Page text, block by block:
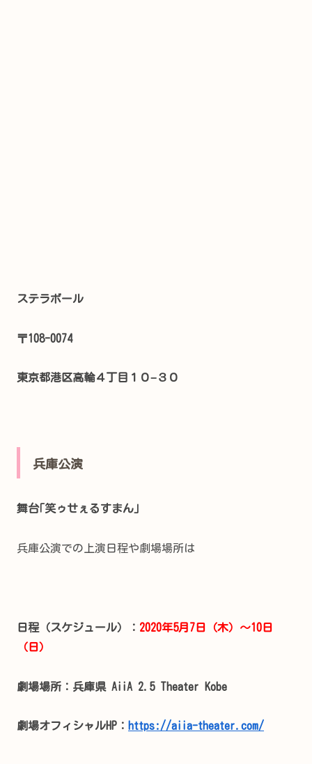
ステラボール
〒108-0074
東京都港区高輪４丁目１０−３０
兵庫公演
舞台｢笑ゥせぇるすまん｣
兵庫公演での上演日程や劇場場所は
日程（スケジュール）： 2020年5月7日（木）～10日
（日）
劇場場所：兵庫県 AiiA 2.5 Theater Kobe
劇場オフィシャルHP： https://aiia-theater.com/